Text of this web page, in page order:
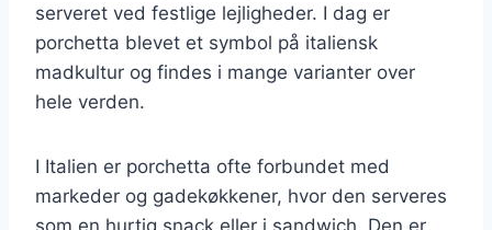
serveret ved festlige lejligheder. I dag er
porchetta blevet et symbol på italiensk
madkultur og findes i mange varianter over
hele verden.
I Italien er porchetta ofte forbundet med
markeder og gadekøkkener, hvor den serveres
som en hurtig snack eller i sandwich. Den er